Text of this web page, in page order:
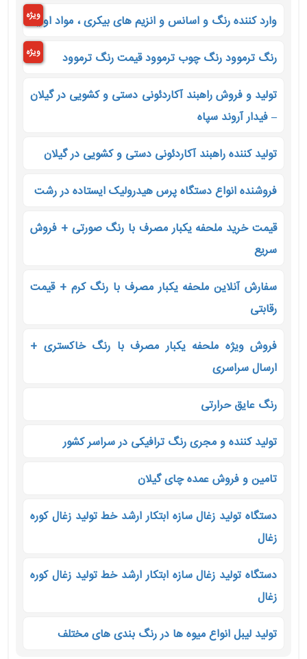
وارد کننده رنگ و اسانس و انزیم های بیکری ، مواد اولیه
ویژه
رنگ ترموود رنگ چوب ترموود قیمت رنگ ترموود ویژه
تولید و فروش راهبند آکاردئونی دستی و کشویی در گیلان
– فیدار آروند سپاه
تولید کننده راهبند آکاردئونی دستی و کشویی در گیلان
فروشنده انواع دستگاه پرس هیدرولیک ایستاده در رشت
قیمت خرید ملحفه یکبار مصرف با رنگ صورتی + فروش
سریع
سفارش آنلاین ملحفه یکبار مصرف با رنگ کرم + قیمت
رقابتی
فروش ویژه ملحفه یکبار مصرف با رنگ خاکستری +
ارسال سراسری
رنگ عایق حرارتی
تولید کننده و مجری رنگ ترافیکی در سراسر کشور
تامین و فروش عمده چای گیلان
دستگاه تولید زغال سازه ابتکار ارشد خط تولید زغال کوره
زغال
دستگاه تولید زغال سازه ابتکار ارشد خط تولید زغال کوره
زغال
تولید لیبل انواع میوه ها در رنگ بندی های مختلف